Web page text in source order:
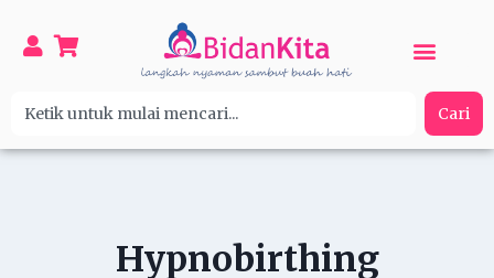
Cari
Hypnobirthing